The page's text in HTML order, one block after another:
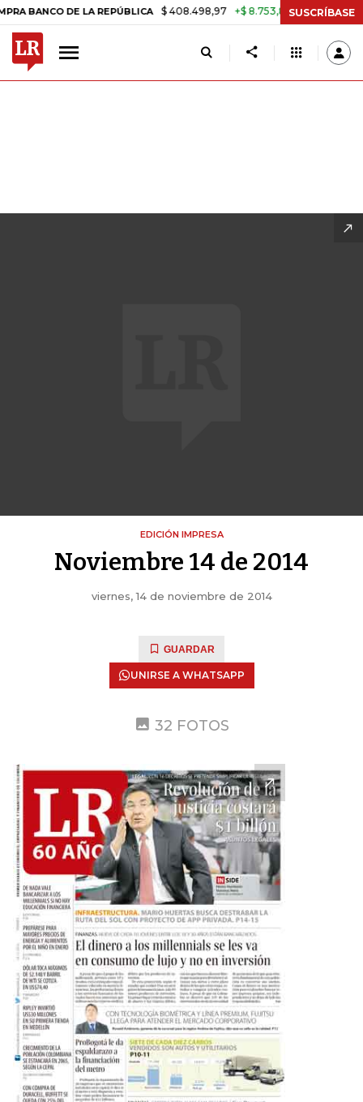
REPÚBLICA $ 408.498,97 +$ 8.753,81 +2,19% TASA DE USURA
SUSCRÍBASE
EDICIÓN IMPRESA
Noviembre 14 de 2014
viernes, 14 de noviembre de 2014
GUARDAR
UNIRSE A WHATSAPP
32 FOTOS